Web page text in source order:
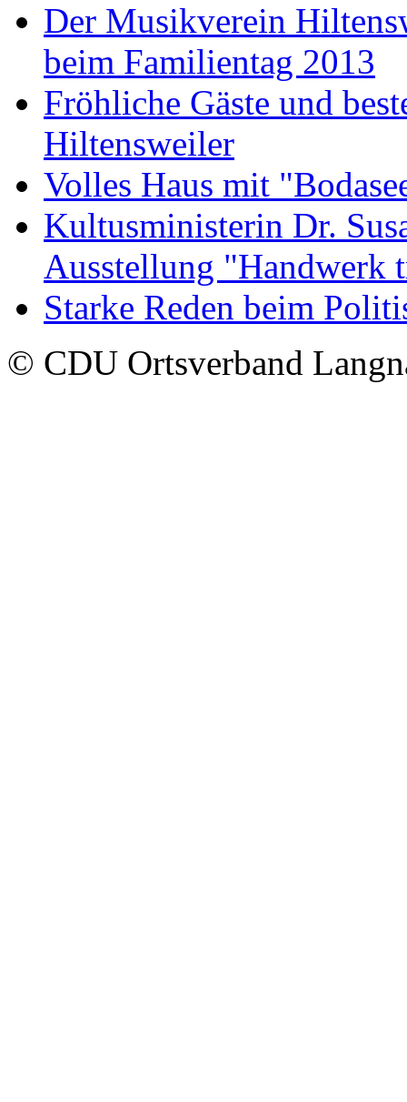
Der Musikverein
beim Familientag 2013
Fröhliche Gäste und
Hiltensweiler
Volles Haus mit
Kultusministerin Dr.
Ausstellung "Handwerk
Starke Reden beim
© CDU Ortsverband